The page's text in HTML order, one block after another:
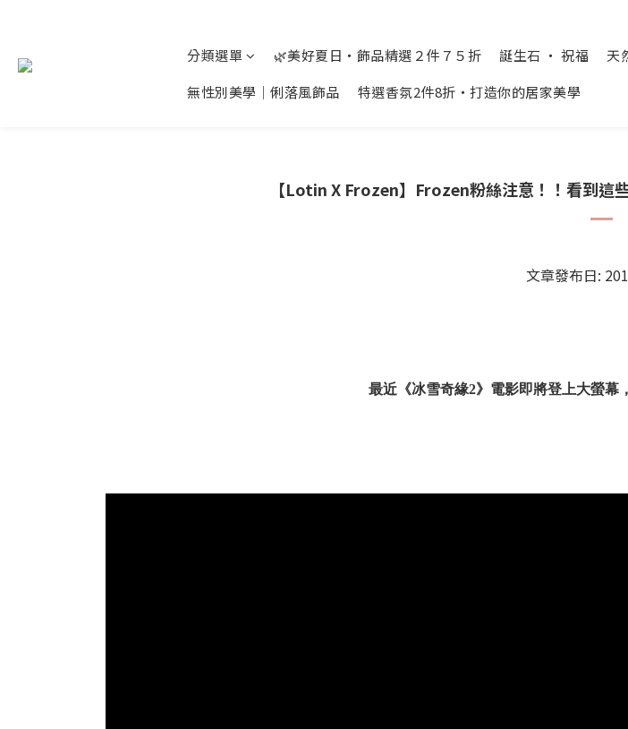
分類選單 🌿美好夏日‧飾品精選２件７５折 誕生石 ‧ 祝福 天
無性別美學│俐落風飾品
特選香氛2件8折‧打造你的居家美學
【Lotin X Frozen】Frozen粉絲注意！！看到
文章發布日:
最近《冰雪奇緣2》電影即將登上大螢幕